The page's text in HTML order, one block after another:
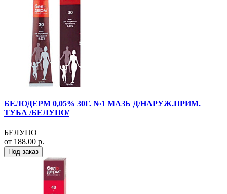
БЕЛОДЕРМ 0,05% 30Г. №1 МАЗЬ Д/НАРУЖ.ПРИМ.
ТУБА /БЕЛУПО/
БЕЛУПО
от 188.00 р.
Под заказ